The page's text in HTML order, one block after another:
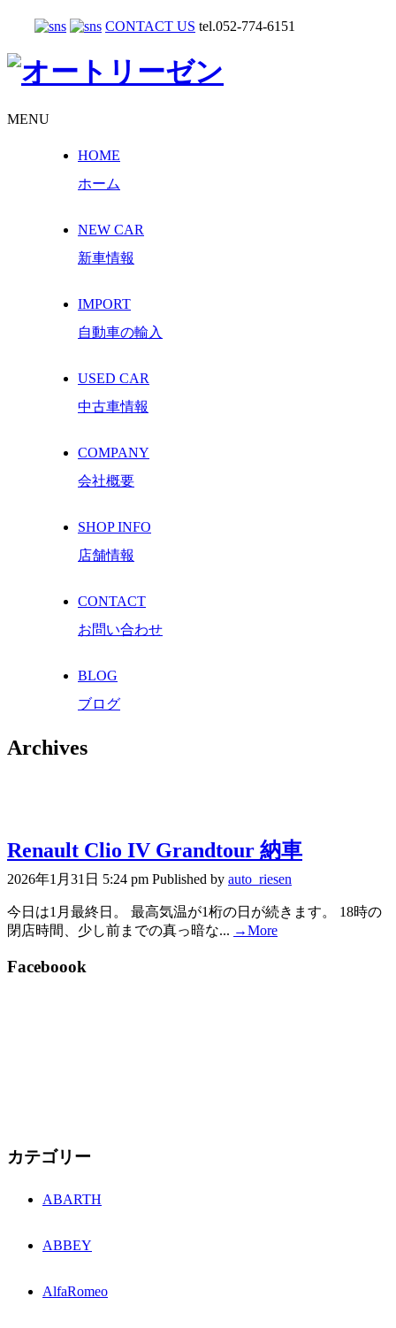
CONTACT US tel.052-774-6151
MENU
HOME
ホーム
NEW CAR
新車情報
IMPORT
自動車の輸入
USED CAR
中古車情報
COMPANY
会社概要
SHOP INFO
店舗情報
CONTACT
お問い合わせ
BLOG
ブログ
Archives
Renault Clio IV Grandtour 納車
2026年1月31日 5:24 pm Published by auto_riesen
今日は1月最終日。 最高気温が1桁の日が続きます。 18時の
閉店時間、少し前までの真っ暗な... →More
Faceboook
カテゴリー
ABARTH
ABBEY
AlfaRomeo